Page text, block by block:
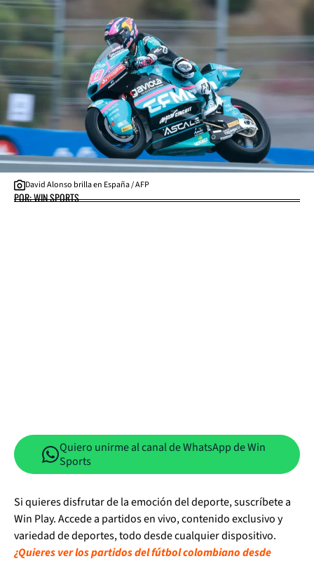
David Alonso brilla en España / AFP
POR: WIN SPORTS
Quiero unirme al canal de WhatsApp de Win
Sports
Si quieres disfrutar de la emoción del deporte, suscríbete a
Win Play. Accede a partidos en vivo, contenido exclusivo y
variedad de deportes, todo desde cualquier dispositivo.
¿Quieres ver los partidos del fútbol colombiano desde